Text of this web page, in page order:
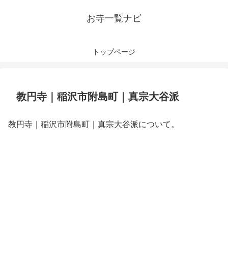
お寺一覧ナビ
トップページ
教円寺｜稲沢市附島町｜真宗大谷派
教円寺｜稲沢市附島町｜真宗大谷派について。